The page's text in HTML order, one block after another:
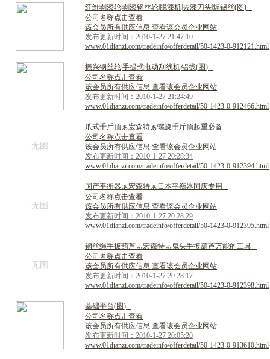
纤维剥漆轮剥漆钢丝轮 脱漆机去漆刀头焊锡丝(图)
公司名称点击查看
该会员所有供应信息 查看该会员企业网站
发布更新时间：2010-1-27 21:47:10
www.01dianzi.com/tradeinfo/offerdetail/50-1423-0-912121.html
振兴钢丝轮手提式电动刮 线机铝线(图)
公司名称点击查看
该会员所有供应信息 查看该会员企业网站
发布更新时间：2010-1-27 21:24:49
www.01dianzi.com/tradeinfo/offerdetail/50-1423-0-912466.html
无图
爪式千斤顶ぁ宏森特ぁ螺旋千斤顶起重必备
公司名称点击查看
该会员所有供应信息 查看该会员企业网站
发布更新时间：2010-1-27 20:28:34
www.01dianzi.com/tradeinfo/offerdetail/50-1423-0-912394.html
无图
国 产平衡器ぁ宏森特ぁ 日 本平衡器国 庆专用
公司名称点击查看
该会员所有供应信息 查看该会员企业网站
发布更新时间：2010-1-27 20:28:29
www.01dianzi.com/tradeinfo/offerdetail/50-1423-0-912395.html
无图
钢丝绳手扳葫芦ぁ宏森特ぁ 鬼头手扳葫芦万能的工具
公司名称点击查看
该会员所有供应信息 查看该会员企业网站
发布更新时间：2010-1-27 20:28:17
www.01dianzi.com/tradeinfo/offerdetail/50-1423-0-912398.html
基础平台(图)
公司名称点击查看
该会员所有供应信息 查看该会员企业网站
发布更新时间：2010-1-27 20:05:20
www.01dianzi.com/tradeinfo/offerdetail/50-1423-0-913610.html